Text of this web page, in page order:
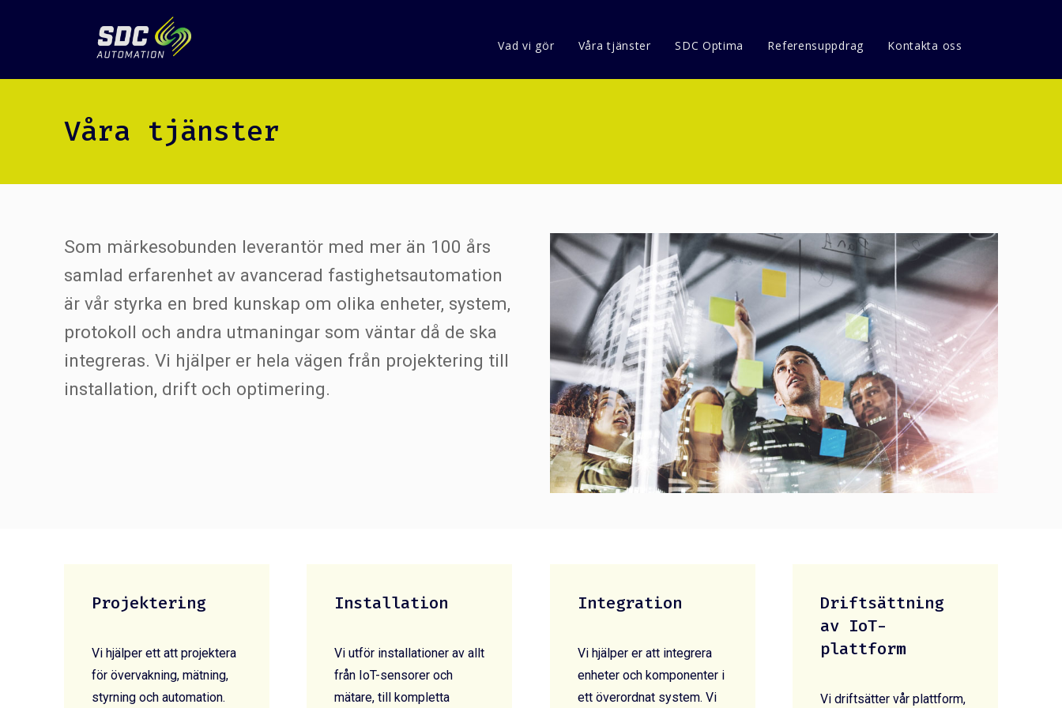
Vad vi gör Våra tjänster SDC Optima Referensuppdrag Kontakta oss
Våra tjänster
Som märkesobunden leverantör med mer än 100 års
samlad erfarenhet av avancerad fastighetsautomation
är vår styrka en bred kunskap om olika enheter, system,
protokoll och andra utmaningar som väntar då de ska
integreras. Vi hjälper er hela vägen från projektering till
installation, drift och optimering.
Projektering
Vi hjälper ett att projektera
för övervakning, mätning,
styrning och automation.
Installation
Vi utför installationer av allt
från IoT-sensorer och
mätare, till kompletta
Integration
Vi hjälper er att integrera
enheter och komponenter i
ett överordnat system. Vi
Driftsättning
av IoT-
plattform
Vi driftsätter vår plattform,